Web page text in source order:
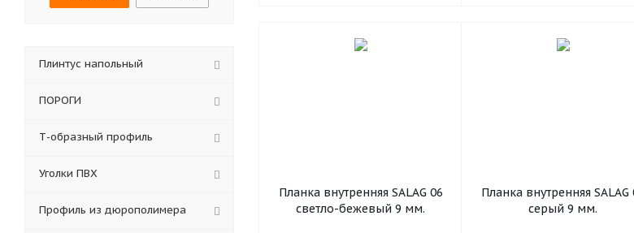
Планка внутренняя SALAG 06
светло-бежевый 9 мм.
Планка внутренняя SALAG
серый 9 мм.
Плинтус напольный
ПОРОГИ
Т-образный профиль
Уголки ПВХ
Профиль из дюрополимера